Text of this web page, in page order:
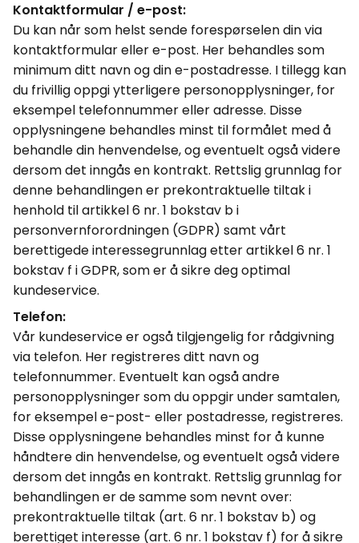
Kontaktformular / e-post:
Du kan når som helst sende forespørselen din via
kontaktformular eller e-post. Her behandles som
minimum ditt navn og din e-postadresse. I tillegg kan
du frivillig oppgi ytterligere personopplysninger, for
eksempel telefonnummer eller adresse. Disse
opplysningene behandles minst til formålet med å
behandle din henvendelse, og eventuelt også videre
dersom det inngås en kontrakt. Rettslig grunnlag for
denne behandlingen er prekontraktuelle tiltak i
henhold til artikkel 6 nr. 1 bokstav b i
personvernforordningen (GDPR) samt vårt
berettigede interessegrunnlag etter artikkel 6 nr. 1
bokstav f i GDPR, som er å sikre degoptimal
kundeservice.
Telefon:
Vår kundeservice er også tilgjengelig for rådgivning
via telefon. Her registreres ditt navn og
telefonnummer. Eventuelt kan også andre
personopplysninger som du oppgir under samtalen,
for eksempel e-post- eller postadresse, registreres.
Disse opplysningene behandles minst for å kunne
håndtere din henvendelse, og eventuelt også videre
dersom det inngås en kontrakt. Rettslig grunnlag for
behandlingen er de samme som nevnt over:
prekontraktuelle tiltak (art. 6 nr. 1 bokstav b) og
berettiget interesse (art. 6 nr. 1 bokstav f) for å sikre